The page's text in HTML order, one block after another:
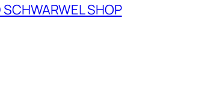
SHOP